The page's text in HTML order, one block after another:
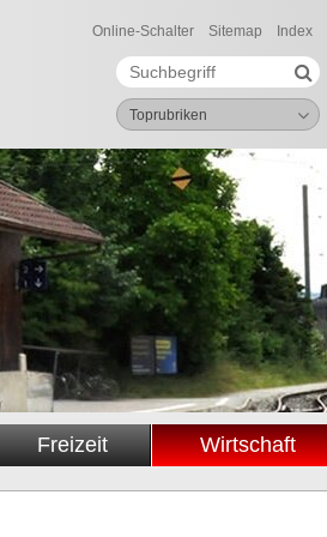
Online-Schalter Sitemap Index
Suchbegriff
Toprubriken
Freizeit Wirtschaft